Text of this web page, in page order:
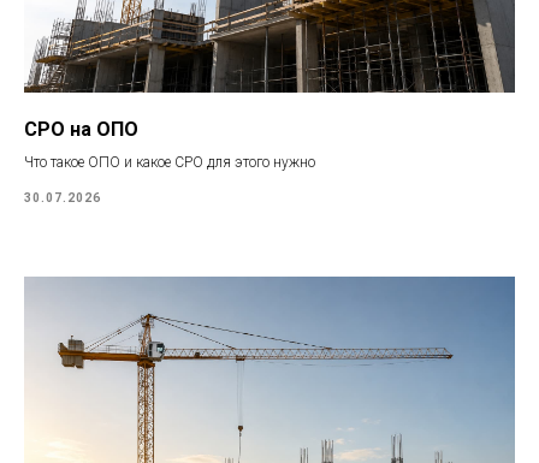
СРО на ОПО
Что такое ОПО и какое СРО для этого нужно
30.07.2026